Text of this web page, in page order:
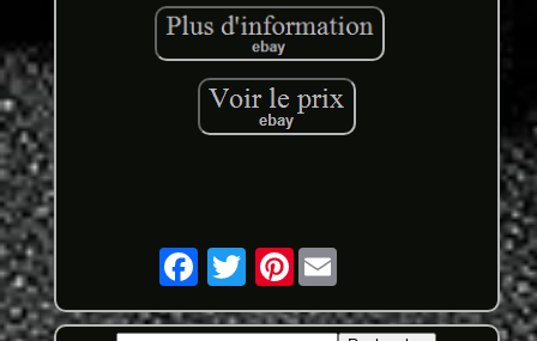
Pinterest